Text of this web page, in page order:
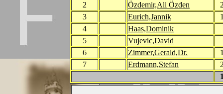
2
Özdemir,Ali Özden
3
Eurich,Jannik
4
Haas,Dominik
5
Vujevic,David
6
Zimmer,Gerald,Dr.
7
Erdmann,Stefan